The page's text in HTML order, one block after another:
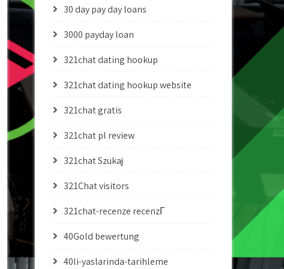
30 day pay day loans
3000 payday loan
321chat dating hookup
321chat dating hookup website
321chat gratis
321chat pl review
321chat Szukaj
321Chat visitors
321chat-recenze recenzГ­
40Gold bewertung
40li-yaslarinda-tarihleme